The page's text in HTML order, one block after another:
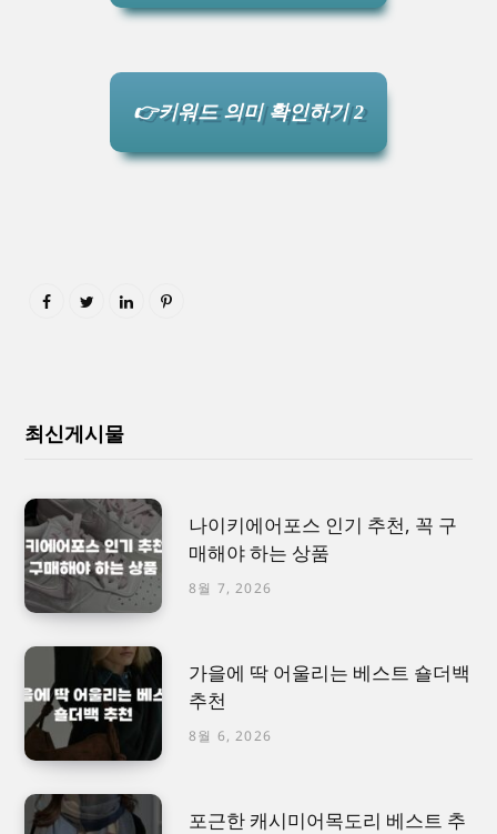
👉키워드 의미 확인하기 2
최신게시물
나이키에어포스 인기 추천, 꼭 구
매해야 하는 상품
8월 7, 2026
가을에 딱 어울리는 베스트 숄더백
추천
8월 6, 2026
포근한 캐시미어목도리 베스트 추